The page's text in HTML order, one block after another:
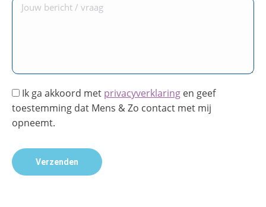
Ik ga akkoord met privacyverklaring en geef
toestemming dat Mens & Zo contact met mij
opneemt.